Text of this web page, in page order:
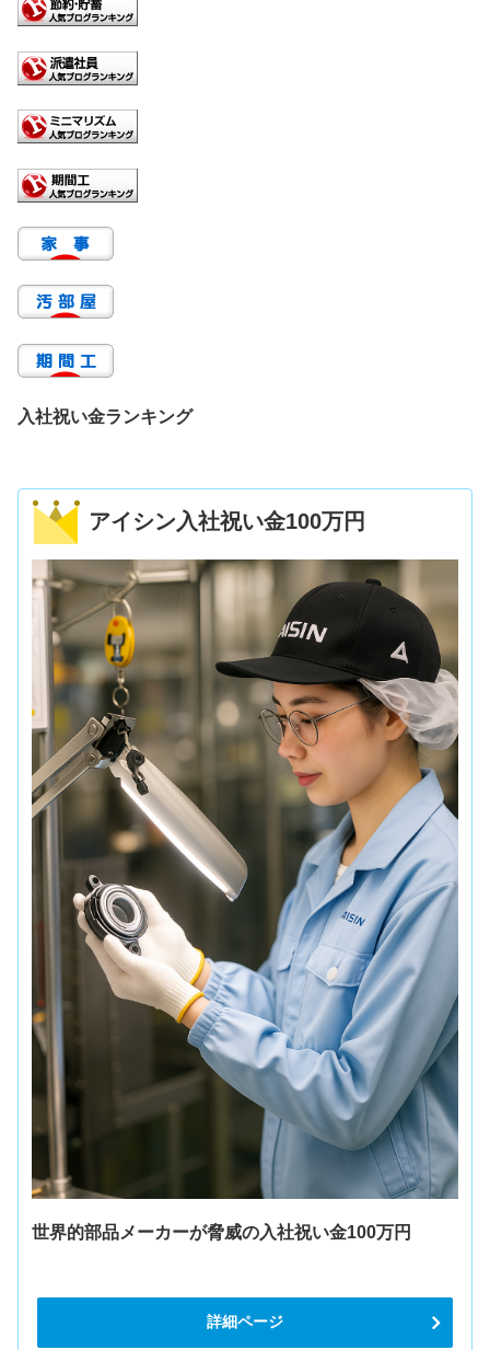
入社祝い金ランキング
アイシン入社祝い金100万円
世界的部品メーカーが脅威の入社祝い金100万円
詳細ページ